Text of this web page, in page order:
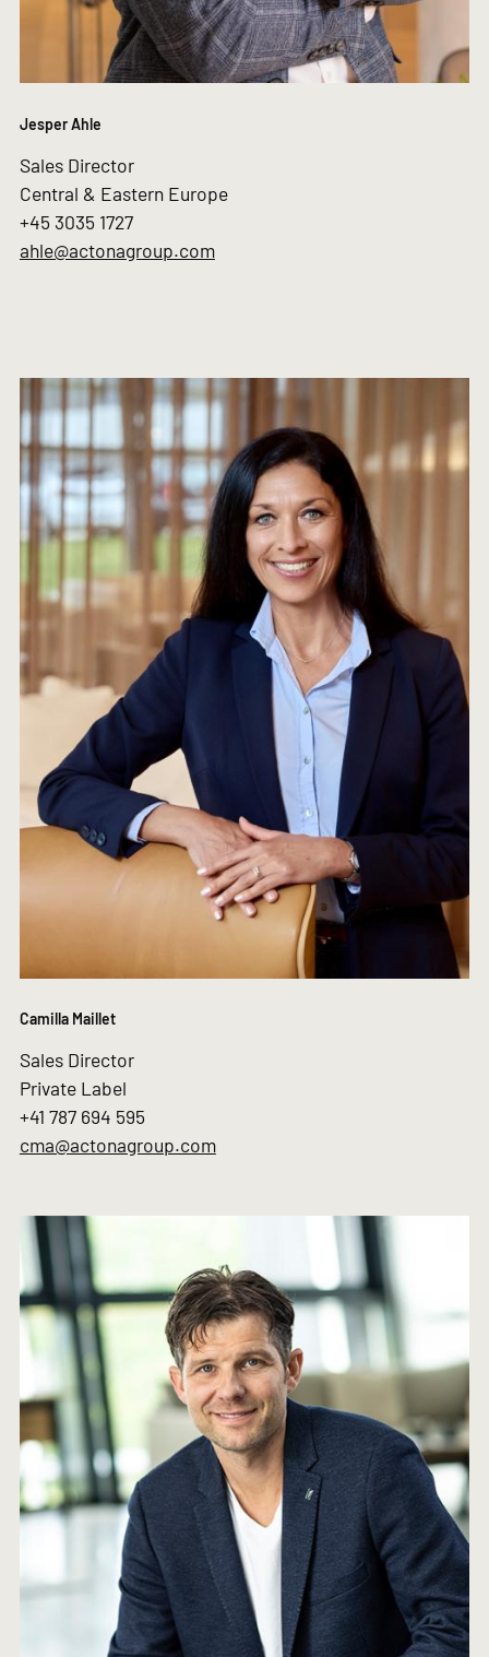
Jesper Ahle
Sales Director
Central & Eastern Europe
+45 3035 1727
ahle@actonagroup.com
Camilla Maillet
Sales Director
Private Label
+41 787 694 595
cma@actonagroup.com